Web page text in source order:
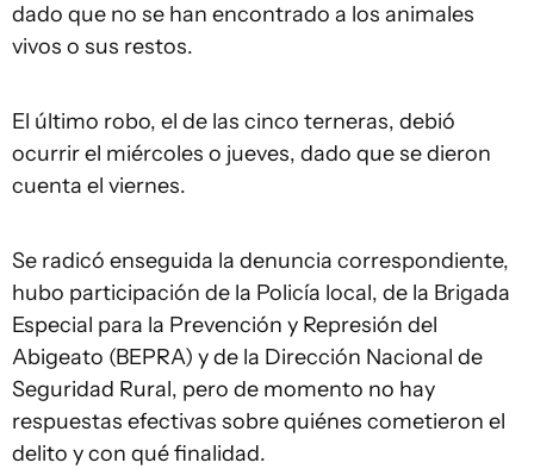
dado que no se han encontrado a los animales
vivos o sus restos.
El último robo, el de las cinco terneras, debió
ocurrir el miércoles o jueves, dado que se dieron
cuenta el viernes.
Se radicó enseguida la denuncia correspondiente,
hubo participación de la Policía local, de la Brigada
Especial para la Prevención y Represión del
Abigeato (BEPRA) y de la Dirección Nacional de
Seguridad Rural, pero de momento no hay
respuestas efectivas sobre quiénes cometieron el
delito y con qué finalidad.